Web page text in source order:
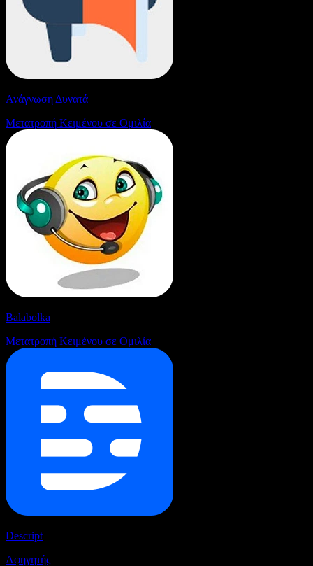
Ανάγνωση Δυνατά
Μετατροπή Κειμένου σε Ομιλία
Balabolka
Μετατροπή Κειμένου σε Ομιλία
Descript
Αφηγητής